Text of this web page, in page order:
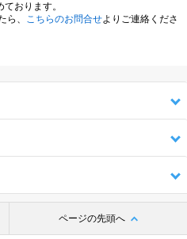
おります。
ら、
こちらのお問合せよりご連絡くださ
ページの先頭へ